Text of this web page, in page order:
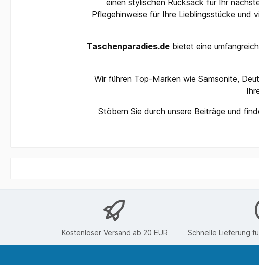
einen stylischen Rucksack für Ihr
Pflegehinweise für Ihre Lieblingsstücke und
Taschenparadies.de bietet eine
Wir führen Top-Marken wie Samsonite,
Stöbern Sie durch unsere Beiträge und
Kostenloser Versand ab 20 EUR Schnelle Lieferung